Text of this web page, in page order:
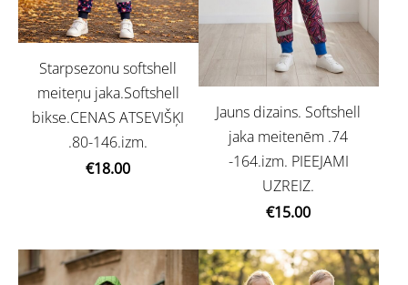
Starpsezonu softshell
meiteņu jaka.Softshell
bikse.CENAS ATSEVIŠĶI
.80-146.izm.
€18.00
Jauns dizains. Softshell
jaka meitenēm .74
-164.izm. PIEEJAMI
UZREIZ.
€15.00